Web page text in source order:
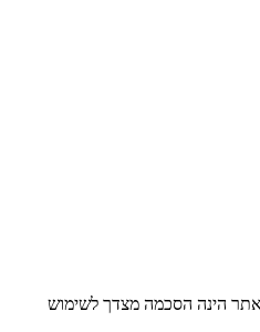
הינה הסכמה מצדך לשימוש